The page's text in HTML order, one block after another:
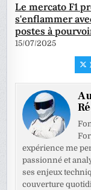
Le mercato F1
s'enflammer
postes à
15/07/2025
expérience me
passionné et
ses enjeux
couverture